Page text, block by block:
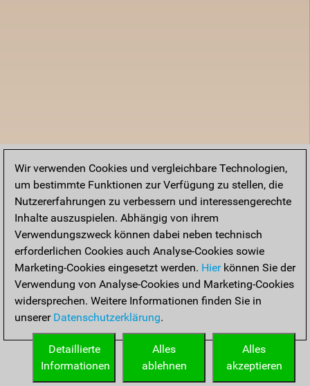
Wir verwenden Cookies und vergleichbare Technologien,
um bestimmte Funktionen zur Verfügung zu stellen, die
Nutzererfahrungen zu verbessern und interessengerechte
Inhalte auszuspielen. Abhängig von ihrem
Verwendungszweck können dabei neben technisch
erforderlichen Cookies auch Analyse-Cookies sowie
Marketing-Cookies eingesetzt werden. Hierkönnen Sie der
Verwendung von Analyse-Cookies und Marketing-Cookies
widersprechen. Weitere Informationen finden Sie in
unserer Datenschutzerklärung.
Alles
akzeptieren
Alles
ablehnen
Detaillierte
Informationen